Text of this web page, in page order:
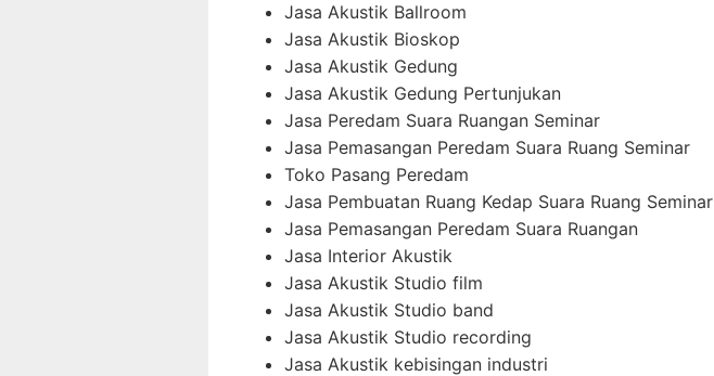
Jasa Akustik Ballroom
Jasa Akustik Bioskop
Jasa Akustik Gedung
Jasa Akustik Gedung Pertunjukan
Jasa Peredam Suara Ruangan Seminar
Jasa Pemasangan Peredam Suara Ruang Seminar
Toko Pasang Peredam
Jasa Pembuatan Ruang Kedap Suara Ruang Seminar
Jasa Pemasangan Peredam Suara Ruangan
Jasa Interior Akustik
Jasa Akustik Studio film
Jasa Akustik Studio band
Jasa Akustik Studio recording
Jasa Akustik kebisingan industri